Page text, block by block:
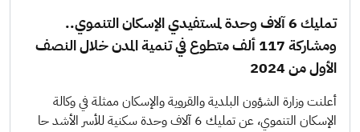
تمليك 6 آلاف وحدة لمستفيدي الإسكان التنموي..
ومشاركة 117 ألف متطوع في تنمية المدن خلال النصف
الأول من 2024
أعلنت وزارة الشؤون البلدية والقروية والإسكان ممثلة في وكالة
الإسكان التنموي، عن تمليك 6 آلاف وحدة سكنية للأسر الأشد حا